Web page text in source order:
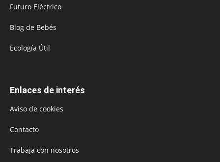
Futuro Eléctrico
Blog de Bebés
Ecología Útil
Enlaces de interés
Aviso de cookies
Contacto
Trabaja con nosotros